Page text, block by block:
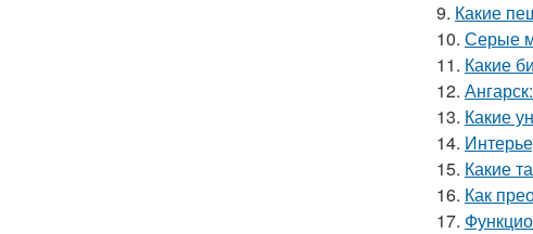
9. Какие
10. Серые
11. Какие
12.
13. Какие
14.
15. Какие
16. Как
17.